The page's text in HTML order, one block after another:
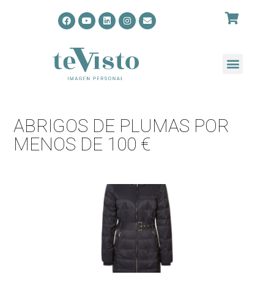
ABRIGOS DE PLUMAS POR
MENOS DE 100 €